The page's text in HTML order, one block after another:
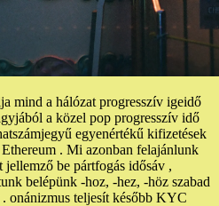
mind a hálózat progresszív igeidő
a közel pop progresszív idő
egyenértékű kifizetések
. Mi azonban felajánlunk
be pártfogás idősáv ,
belépünk -hoz, -hez, -höz szabad
onánizmus teljesít később KYC